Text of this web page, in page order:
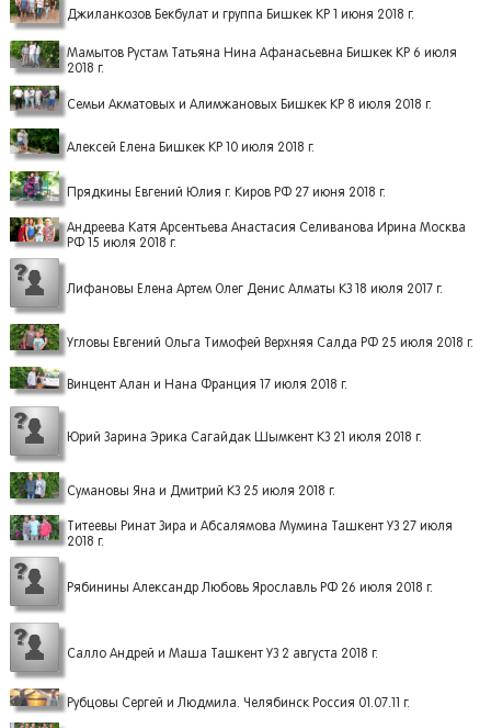
Джиланкозов Бекбулат и группа Бишкек КР 1 июня 2018 г.
Мамытов Рустам Татьяна Нина Афанасьевна Бишкек КР 6 июля
2018 г.
Семьи Акматовых и Алимжановых Бишкек КР 8 июля 2018 г.
Алексей Елена Бишкек КР 10 июля 2018 г.
Прядкины Евгений Юлия г. Киров РФ 27 июня 2018 г.
Андреева Катя Арсентьева Анастасия Селиванова Ирина Москва
РФ 15 июля 2018 г.
Лифановы Елена Артем Олег Денис Алматы КЗ 18 июля 2017 г.
Угловы Евгений Ольга Тимофей Верхняя Салда РФ 25 июля 2018 г.
Винцент Алан и Нана Франция 17 июля 2018 г.
Юрий Зарина Эрика Сагайдак Шымкент КЗ 21 июля 2018 г.
Сумановы Яна и Дмитрий КЗ 25 июля 2018 г.
Титеевы Ринат Зира и Абсалямова Мумина Ташкент УЗ 27 июля
2018 г.
Рябинины Александр Любовь Ярославль РФ 26 июля 2018 г.
Салло Андрей и Маша Ташкент УЗ 2 августа 2018 г.
Рубцовы Сергей и Людмила. Челябинск Россия 01.07.11 г.